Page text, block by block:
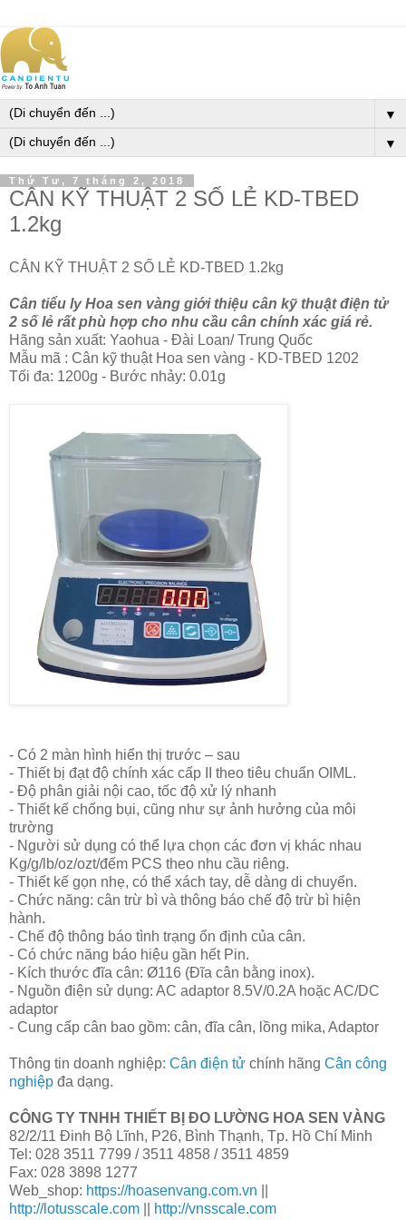
▼
▼
Thứ Tư, 7 tháng 2, 2018
CÂN KỸ THUẬT 2 SỐ LẺ KD-TBED
1.2kg
CÂN KỸ THUẬT 2 SỐ LẺ KD-TBED 1.2kg
Cân tiểu ly Hoa sen vàng giới thiệu cân kỹ thuật điện tử
2 số lẻ rất phù hợp cho nhu cầu cân chính xác giá rẻ.
Hãng sản xuất: Yaohua - Đài Loan/ Trung Quốc
Mẫu mã : Cân kỹ thuật Hoa sen vàng - KD-TBED 1202
Tối đa: 1200g - Bước nhảy: 0.01g
- Có 2 màn hình hiển thị trước – sau
- Thiết bị đạt độ chính xác cấp II theo tiêu chuẩn OIML.
- Độ phân giải nội cao, tốc độ xử lý nhanh
- Thiết kế chống bụi, cũng như sự ảnh hưởng của môi
trường
- Người sử dụng có thể lựa chọn các đơn vị khác nhau
Kg/g/lb/oz/ozt/đếm PCS theo nhu cầu riêng.
- Thiết kế gọn nhẹ, có thể xách tay, dễ dàng di chuyển.
- Chức năng: cân trừ bì và thông báo chế độ trừ bì hiện
hành.
- Chế độ thông báo tình trạng ổn định của cân.
- Có chức năng báo hiệu gần hết Pin.
- Kích thước đĩa cân: Ø116 (Đĩa cân bằng inox).
- Nguồn điện sử dụng: AC adaptor 8.5V/0.2A hoặc AC/DC
adaptor
- Cung cấp cân bao gồm: cân, đĩa cân, lồng mika, Adaptor
Thông tin doanh nghiệp: Cân điện tử chính hãng Cân công
nghiệp đa dạng.
CÔNG TY TNHH THIẾT BỊ ĐO LƯỜNG HOA SEN VÀNG
82/2/11 Đinh Bộ Lĩnh, P26, Bình Thạnh, Tp. Hồ Chí Minh
Tel: 028 3511 7799 / 3511 4858 / 3511 4859
Fax: 028 3898 1277
Web_shop: https://hoasenvang.com.vn
http://lotusscale.com
http://vnsscale.com